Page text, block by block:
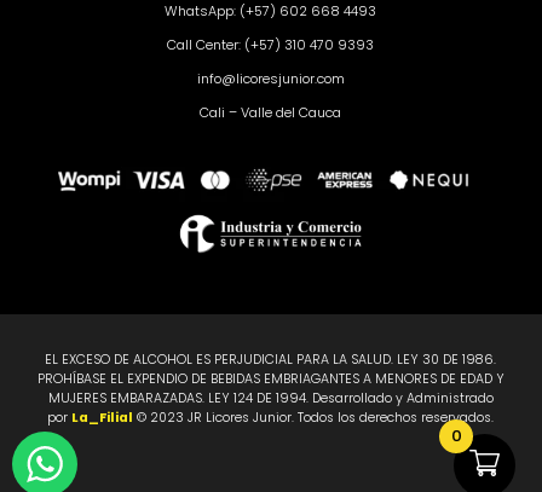
WhatsApp: (+57) 602 668 4493
Call Center: (+57) 310 470 9393
info@licoresjunior.com
Cali – Valle del Cauca
EL EXCESO DE ALCOHOL ES PERJUDICIAL PARA LA SALUD. LEY 30 DE 1986.
PROHÍBASE EL EXPENDIO DE BEBIDAS EMBRIAGANTES A MENORES DE EDAD Y
MUJERES EMBARAZADAS. LEY 124 DE 1994. Desarrollado y Administrado
por La_Filial © 2023 JR Licores Junior. Todos los derechos reservados.
0